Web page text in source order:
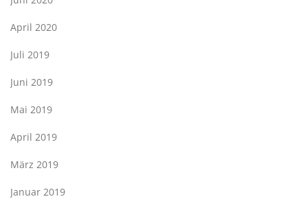
April 2020
Juli 2019
Juni 2019
Mai 2019
April 2019
März 2019
Januar 2019